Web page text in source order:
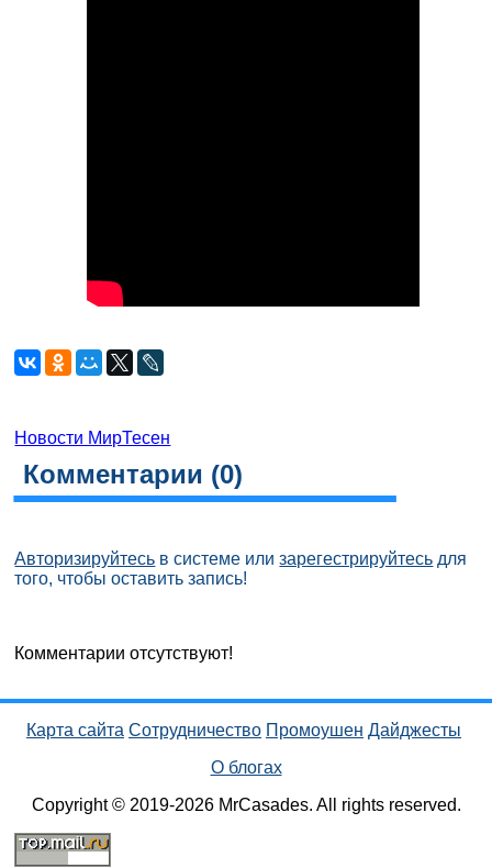
Новости МирТесен
Комментарии (0)
Авторизируйтесь в системе илизарегестрируйтесь для
того, чтобы оставить запись!
Комментарии отсутствуют!
Карта сайта Сотрудничество Промоушен Дайджесты
О блогах
Copyright © 2019-2026 MrCasades. All rights reserved.